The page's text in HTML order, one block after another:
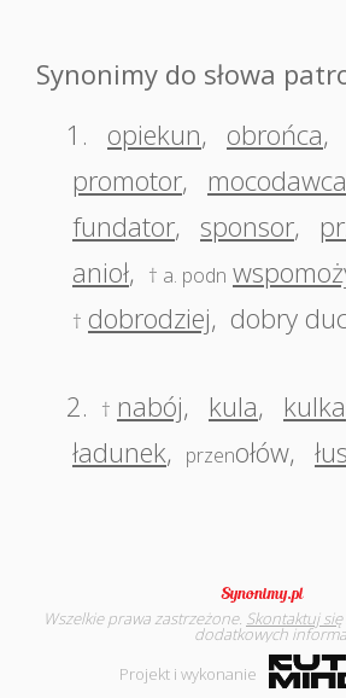
Synonimy do słowa
1.
opiekun, obrońca,
promotor, mocodawca
fundator, sponsor,
anioł, † a. podn
† dobrodziej, dobry
2. † nabój, kula, kulka
ładunek, przenołów,
Wszelkie prawa zastrzeżone. Skontaktuj się
dodatkowych
Projekt i wykonanie